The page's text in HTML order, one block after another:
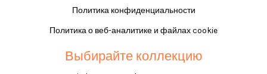
Политика конфиденциальности
Политика о веб-аналитике и файлах cookie
Выбирайте коллекцию